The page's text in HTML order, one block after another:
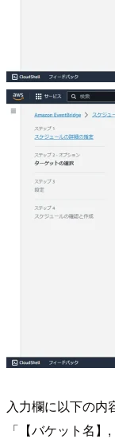
入力欄に以下の内
「【バケット名